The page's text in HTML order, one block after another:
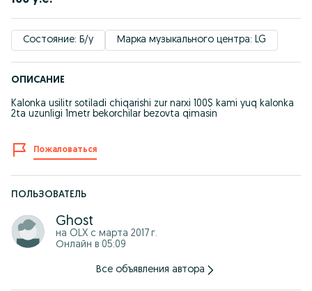
Состояние: Б/у Марка музыкального центра: LG
ОПИСАНИЕ
Kalonka usilitr sotiladi chiqarishi zur narxi 100$ kami yuq kalonka
2ta uzunligi 1metr bekorchilar bezovta qimasin
Пожаловаться
ПОЛЬЗОВАТЕЛЬ
Ghost
на OLX с марта 2017 г.
Онлайн в 05:09
Все объявления автора